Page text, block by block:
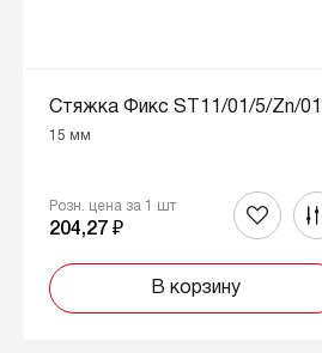
Стяжка Фикс ST11/01/5/Zn/01
15 мм
Розн. цена за 1 шт
204,27 ₽
В корзину